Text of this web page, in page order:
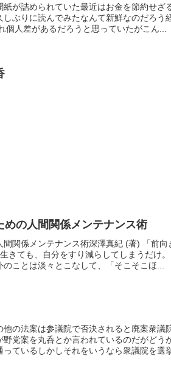
紙が詰められていた最近はお金を節約せざ
しぶりに読んでみたなんて新鮮なのだろう
人差があるだろうと思っていたがこん...
めの人間関係メンテナンス術
関係メンテナンス術深澤真紀 (著) 「前向
きても、自分をすり減らしてしまうだけ
ことは淡々とこなして、「そこそこほ...
の法案は参議院で否決されると廃案衆議
党案を丸呑とか言われているのだがどう
ているしかしそれをいうなら衆議院を選